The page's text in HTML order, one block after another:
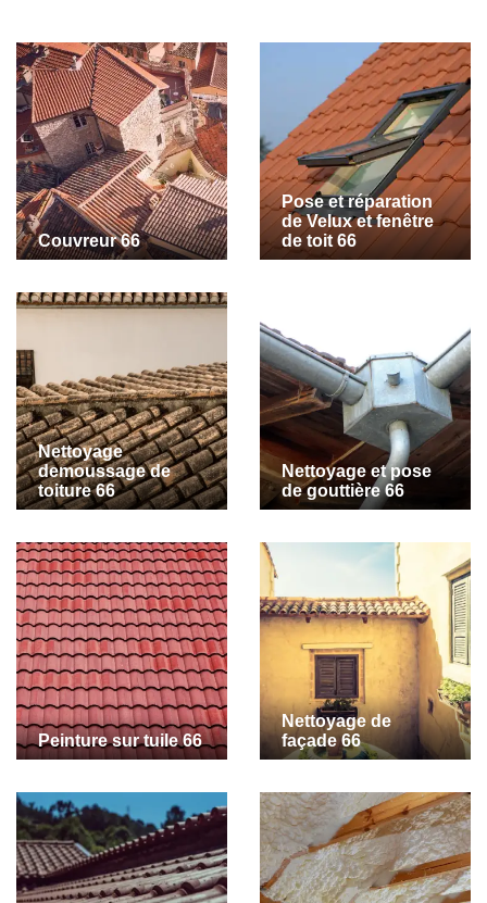
Couvreur 66
Pose et réparation
de Velux et fenêtre
de toit 66
Nettoyage
demoussage de
toiture 66
Nettoyage et pose
de gouttière 66
Peinture sur tuile 66
Nettoyage de
façade 66